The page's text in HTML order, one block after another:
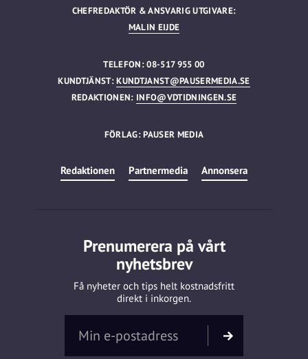
CHEFREDAKTÖR & ANSVARIG UTGIVARE:
MALIN EIJDE
TELEFON: 08-517 955 00
KUNDTJÄNST:KUNDTJANST@PAUSERMEDIA.SE
REDAKTIONEN: INFO@VDTIDNINGEN.SE
FÖRLAG: PAUSER MEDIA
Redaktionen Partnermedia Annonsera
Prenumerera på vårt
nyhetsbrev
Få nyheter och tips helt kostnadsfritt
direkt i inkorgen.